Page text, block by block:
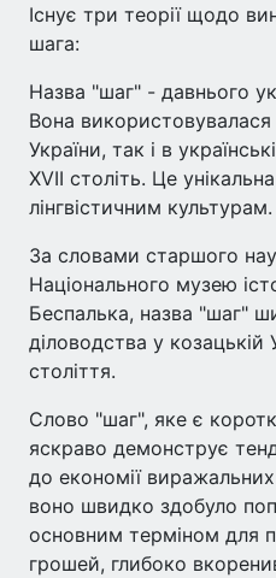
Існує три теорії щодо
шага:
Назва "шаг" - давнього
Вона
України, так і в
XVII століть. Це
лінгвістичним культурам.
За словами старшого
Національного музею
Беспалька, назва "шаг"
діловодства у козацькій
століття.
Слово "шаг", яке є
яскраво демонструє
до економії
воно швидко здобуло
основним терміном для
грошей, глибоко